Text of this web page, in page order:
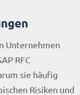
Unternehmen
RFC
sie häufig
Risiken und